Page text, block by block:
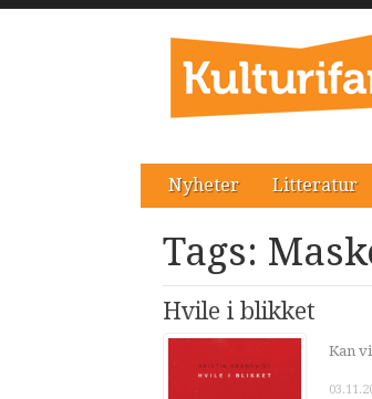
Nyheter Litteratur
Tags:
Hvile i blikket
Kan